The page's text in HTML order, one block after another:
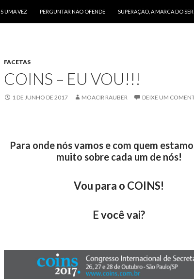
UMA VEZ PERGUNTAR NÃO OFENDE SUPERAÇÃO, A MARCA DO
FACETAS
COINS – EU VOU!!!
1 DE JUNHO DE 2017 MOACIR RAUBER DEIXE UM
Para onde nós vamos e com quem
muito sobre cada um de nós!
Vou para o COINS!
E você vai?